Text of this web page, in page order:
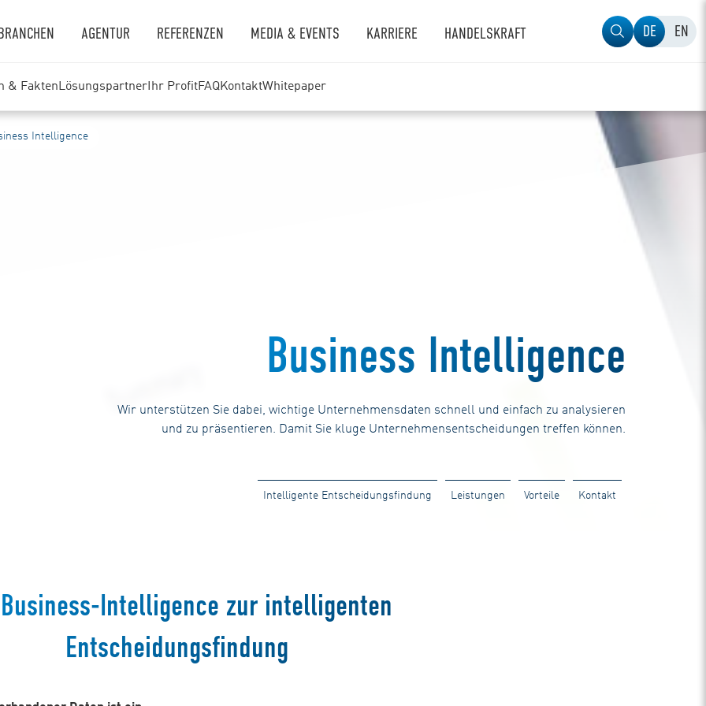
AGENTUR REFERENZEN MEDIA & EVENTS KARRIERE HANDELSKRAFT DE EN
& FaktenLösungspartner Ihr ProfitFAQKontaktWhitepaper
Intelligence
Business Intelligence
Wir unterstützen Sie dabei, wichtige Unternehmensdaten schnell und einfach zu analysieren
und zu präsentieren. Damit Sie kluge Unternehmensentscheidungen treffen können.
Kontakt
Vorteile
Leistungen
Intelligente Entscheidungsfindung
Intelligence zur intelligenten
Entscheidungsfindung